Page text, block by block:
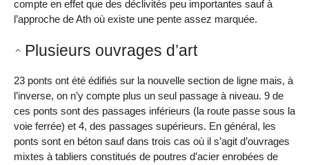
compte en effet que des déclivités peu importantes sauf à
l’approche de Ath où existe une pente assez marquée.
Plusieurs ouvrages d’art
23 ponts ont été édifiés sur la nouvelle section de ligne mais, à
l’inverse, on n’y compte plus un seul passage à niveau. 9 de
ces ponts sont des passages inférieurs (la route passe sous la
voie ferrée) et 4, des passages supérieurs. En général, les
ponts sont en béton sauf dans trois cas où il s’agit d’ouvrages
mixtes à tabliers constitués de poutres d’acier enrobées de